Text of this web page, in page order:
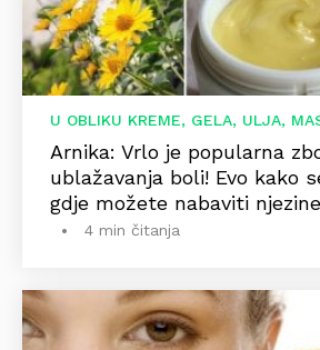
U OBLIKU KREME, GELA, ULJA,
Arnika: Vrlo je popularna
ublažavanja boli! Evo kako
gdje možete nabaviti
4 min čitanja